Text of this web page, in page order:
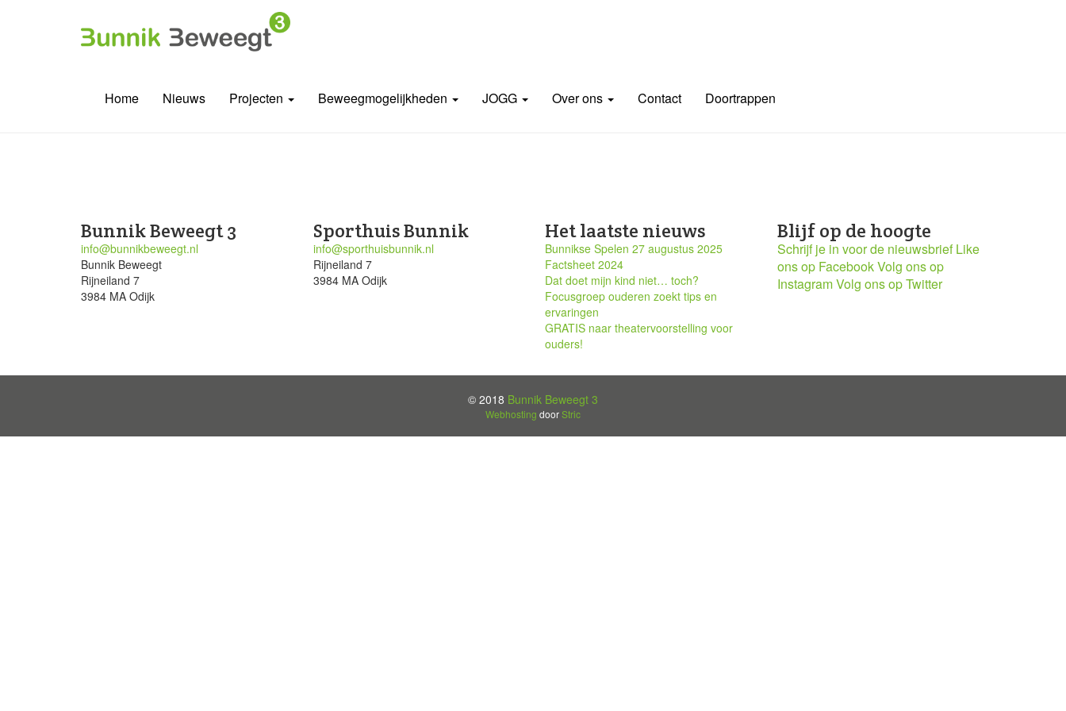
Home Nieuws Projecten Beweegmogelijkheden JOGG Over ons Contact Doortrappen
Bunnik Beweegt 3
info@bunnikbeweegt.nl
Bunnik Beweegt
Rijneiland 7
3984 MA Odijk
Sporthuis Bunnik
info@sporthuisbunnik.nl
Rijneiland 7
3984 MA Odijk
Het laatste nieuws
Bunnikse Spelen 27 augustus 2025
Factsheet 2024
Dat doet mijn kind niet… toch?
Focusgroep ouderen zoekt tips en
ervaringen
GRATIS naar theatervoorstelling voor
ouders!
Blijf op de hoogte
Schrijf je in voor de nieuwsbrief Like
ons op FacebookVolg ons op
InstagramVolg ons op Twitter
© 2018 Bunnik Beweegt 3
Webhosting doorStric